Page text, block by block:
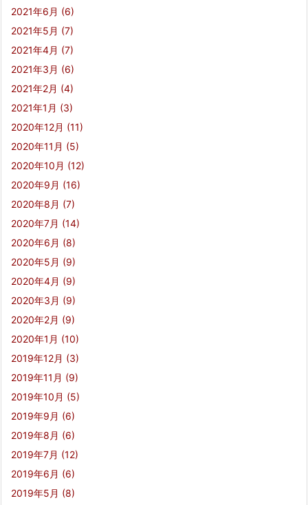
2021年6月 (6)
2021年5月 (7)
2021年4月 (7)
2021年3月 (6)
2021年2月 (4)
2021年1月 (3)
2020年12月 (11)
2020年11月 (5)
2020年10月 (12)
2020年9月 (16)
2020年8月 (7)
2020年7月 (14)
2020年6月 (8)
2020年5月 (9)
2020年4月 (9)
2020年3月 (9)
2020年2月 (9)
2020年1月 (10)
2019年12月 (3)
2019年11月 (9)
2019年10月 (5)
2019年9月 (6)
2019年8月 (6)
2019年7月 (12)
2019年6月 (6)
2019年5月 (8)